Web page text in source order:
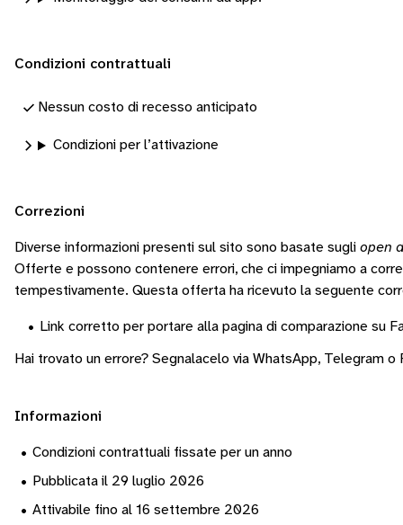
Condizioni contrattuali
Nessun costo di recesso anticipato
Condizioni per l’attivazione
Correzioni
Diverse informazioni presenti sul sito sono basate sugli open
Offerte e possono contenere errori, che ci impegniamo a
tempestivamente. Questa offerta ha ricevuto la seguente
• Link corretto per portare alla pagina di comparazione su
Hai trovato un errore? Segnalacelo via WhatsApp, Telegram o
Informazioni
• Condizioni contrattuali fissate per un anno
• Pubblicata il 29 luglio 2026
• Attivabile fino al 16 settembre 2026